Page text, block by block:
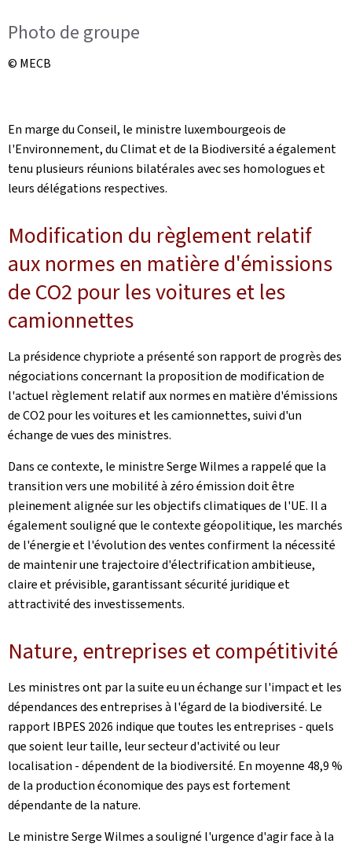
Photo de groupe
© MECB
En marge du Conseil, le ministre luxembourgeois de
l'Environnement, du Climat et de la Biodiversité a également
tenu plusieurs réunions bilatérales avec ses homologues et
leurs délégations respectives.
Modification du règlement relatif
aux normes en matière d'émissions
de CO2 pour les voitures et les
camionnettes
La présidence chypriote a présenté son rapport de progrès des
négociations concernant la proposition de modification de
l'actuel règlement relatif aux normes en matière d'émissions
de CO2 pour les voitures et les camionnettes, suivi d'un
échange de vues des ministres.
Dans ce contexte, le ministre Serge Wilmes a rappelé que la
transition vers une mobilité à zéro émission doit être
pleinement alignée sur les objectifs climatiques de l'UE. Il a
également souligné que le contexte géopolitique, les marchés
de l'énergie et l'évolution des ventes confirment la nécessité
de maintenir une trajectoire d'électrification ambitieuse,
claire et prévisible, garantissant sécurité juridique et
attractivité des investissements.
Nature, entreprises et compétitivité
Les ministres ont par la suite eu un échange sur l'impact et les
dépendances des entreprises à l'égard de la biodiversité. Le
rapport IBPES 2026 indique que toutes les entreprises - quels
que soient leur taille, leur secteur d'activité ou leur
localisation - dépendent de la biodiversité. En moyenne 48,9 %
de la production économique des pays est fortement
dépendante de la nature.
Le ministre Serge Wilmes a souligné l'urgence d'agir face à la